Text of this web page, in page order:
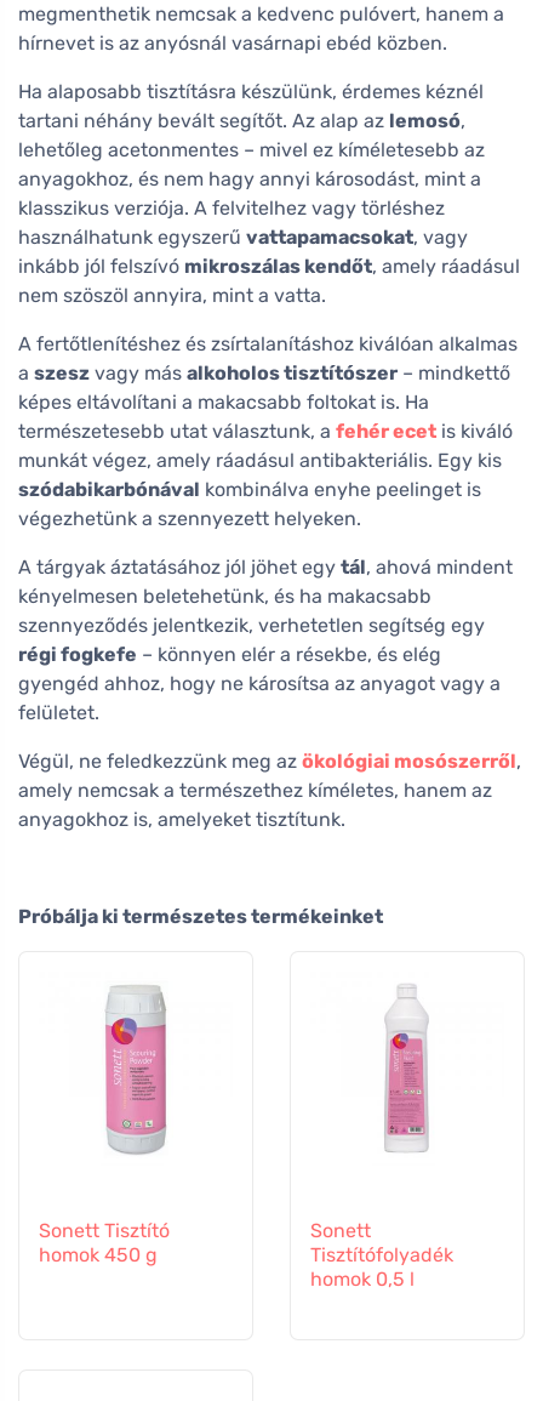
megmenthetik nemcsak a kedvenc pulóvert, hanem a
hírnevet is az anyósnál vasárnapi ebéd közben.
Ha alaposabb tisztításra készülünk, érdemes kéznél
tartani néhány bevált segítőt. Az alap az lemosó,
lehetőleg acetonmentes – mivel ez kíméletesebb az
anyagokhoz, és nem hagy annyi károsodást, mint a
klasszikus verziója. A felvitelhez vagy törléshez
használhatunk egyszerű vattapamacsokat, vagy
inkább jól felszívó mikroszálas kendőt, amely ráadásul
nem szöszöl annyira, mint a vatta.
A fertőtlenítéshez és zsírtalanításhoz kiválóan alkalmas
a szesz vagy más alkoholos tisztítószer – mindkettő
képes eltávolítani a makacsabb foltokat is. Ha
természetesebb utat választunk, a fehér ecet is kiváló
munkát végez, amely ráadásul antibakteriális. Egy kis
szódabikarbónával kombinálva enyhe peelinget is
végezhetünk a szennyezett helyeken.
A tárgyak áztatásához jól jöhet egy tál, ahová mindent
kényelmesen beletehetünk, és ha makacsabb
szennyeződés jelentkezik, verhetetlen segítség egy
régi fogkefe – könnyen elér a résekbe, és elég
gyengéd ahhoz, hogy ne károsítsa az anyagot vagy a
felületet.
Végül, ne feledkezzünk meg az ökológiai mosószerről,
amely nemcsak a természethez kíméletes, hanem az
anyagokhoz is, amelyeket tisztítunk.
Próbálja ki természetes termékeinket
Sonett Tisztító
homok 450 g
Sonett
Tisztítófolyadék
homok 0,5 l